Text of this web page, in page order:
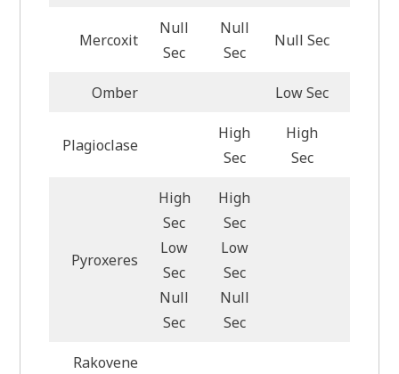
Mercoxit
Null
Sec
Null
Sec
Null Sec
Omber Low Sec
Plagioclase
High
Sec
High
Sec
Pyroxeres
High
Sec
Low
Sec
Null
Sec
High
Sec
Low
Sec
Null
Sec
Rakovene